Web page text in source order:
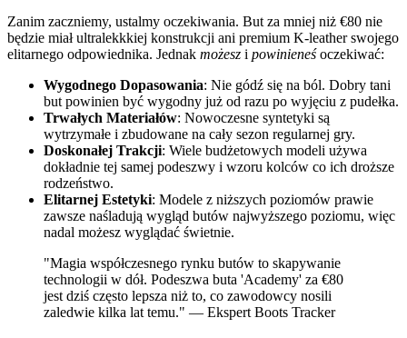
Zanim zaczniemy, ustalmy oczekiwania. But za mniej niż €80 nie
będzie miał ultralekkkiej konstrukcji ani premium K-leather swojego
elitarnego odpowiednika. Jednak możesz i powinieneśoczekiwać:
Wygodnego Dopasowania: Nie gódź się na ból. Dobry tani
but powinien być wygodny już od razu po wyjęciu z pudełka.
Trwałych Materiałów: Nowoczesne syntetyki są
wytrzymałe i zbudowane na cały sezon regularnej gry.
Doskonałej Trakcji: Wiele budżetowych modeli używa
dokładnie tej samej podeszwy i wzoru kolców co ich droższe
rodzeństwo.
Elitarnej Estetyki: Modele z niższych poziomów prawie
zawsze naśladują wygląd butów najwyższego poziomu, więc
nadal możesz wyglądać świetnie.
"Magia współczesnego rynku butów to skapywanie
technologii w dół. Podeszwa buta 'Academy' za €80
jest dziś często lepsza niż to, co zawodowcy nosili
zaledwie kilka lat temu." — Ekspert Boots Tracker